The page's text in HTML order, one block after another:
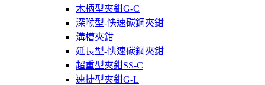
木柄型夾鉗G-C
深喉型-快速碳鋼夾鉗
溝槽夾鉗
延長型-快速碳鋼夾鉗
超重型夾鉗SS-C
速捷型夾鉗G-L